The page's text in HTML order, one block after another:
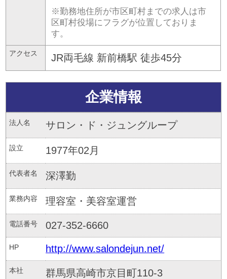
※勤務地住所が市区町村までの求人は市
区町村役場にフラグが位置しておりま
す。
アクセス JR両毛線 新前橋駅 徒歩45分
企業情報
法人名 サロン・ド・ジュングループ
設立 1977年02月
代表者名 深澤勤
業務内容 理容室・美容室運営
電話番号 027-352-6660
HP http://www.salondejun.net/
本社 群馬県高崎市京目町110-3